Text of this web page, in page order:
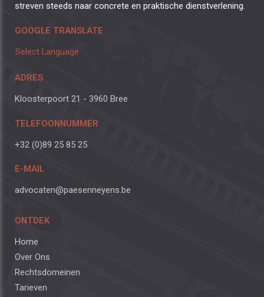
streven steeds naar concrete en praktische dienstverlening.
GOOGLE TRANSLATE
Select Language
ADRES
Kloosterpoort 21 - 3960 Bree
TELEFOONNUMMER
+32 (0)89 25 85 25
E-MAIL
advocaten@paesenneyens.be
ONTDEK
Home
Over Ons
Rechtsdomeinen
Tarieven